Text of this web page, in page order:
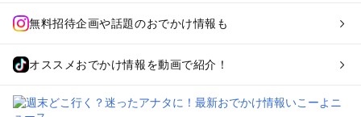
無料招待企画や話題のおでかけ情報も
オススメおでかけ情報を動画で紹介！